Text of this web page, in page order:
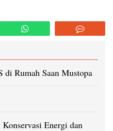
Rumah Saan Mustopa
Energi dan